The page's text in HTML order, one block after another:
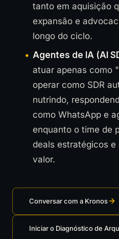
tanto em aquisição
expansão e
longo do ciclo.
Agentes de IA (AI
atuar apenas como
operar como SDR
nutrindo,
como WhatsApp e
enquanto o time de
deals estratégicos
valor.
Conversar com a Kronos
Iniciar o Diagnóstico de